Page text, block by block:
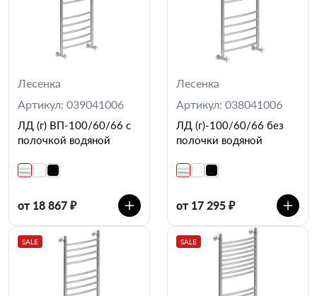
Лесенка
Артикул: 039041006
ЛД (г) ВП-100/60/66 с
полочкой водяной
от 18 867 ₽
Лесенка
Артикул: 038041006
ЛД (г)-100/60/66 без
полочки водяной
от 17 295 ₽
SALE SALE